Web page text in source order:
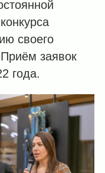
своего
заявок
года.